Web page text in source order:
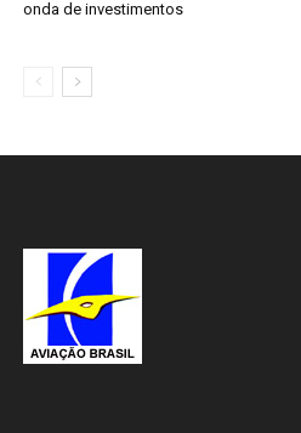
onda de investimentos